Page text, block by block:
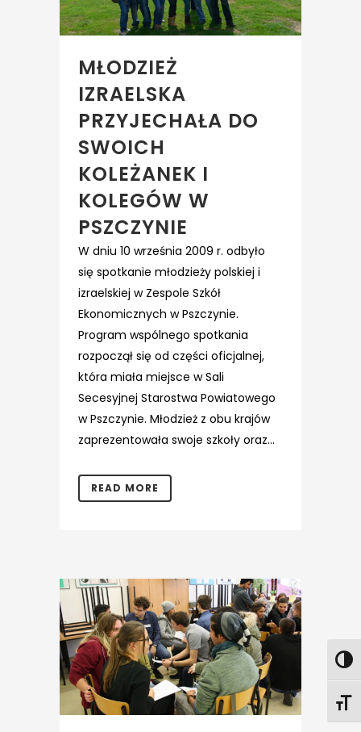
MŁODZIEŻ
IZRAELSKA
PRZYJECHAŁA DO
SWOICH
KOLEŻANEK I
KOLEGÓW W
PSZCZYNIE
W dniu 10 września 2009 r. odbyło
się spotkanie młodzieży polskiej i
izraelskiej w Zespole Szkół
Ekonomicznych w Pszczynie.
Program wspólnego spotkania
rozpoczął się od części oficjalnej,
która miała miejsce w Sali
Secesyjnej Starostwa Powiatowego
w Pszczynie. Młodzież z obu krajów
zaprezentowała swoje szkoły oraz...
READ MORE